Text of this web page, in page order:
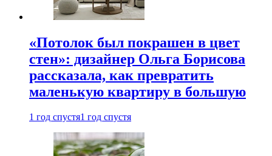
«Потолок был покрашен в цвет
стен»: дизайнер Ольга Борисова
рассказала, как превратить
маленькую квартиру в большую
1 год спустя1 год спустя